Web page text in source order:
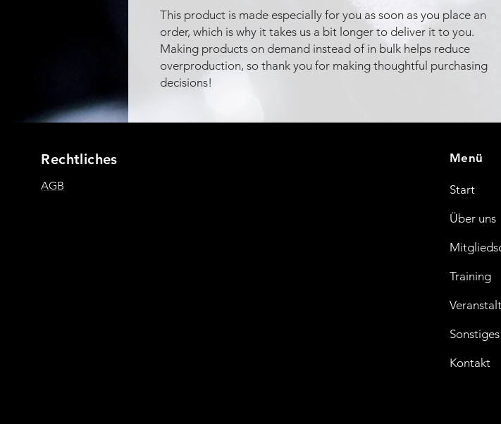
This product is made especially for you as soon as you place an
order, which is why it takes us a bit longer to deliver it to you.
Making products on demand instead of in bulk helps reduce
overproduction, so thank you for making thoughtful purchasing
decisions!
Rechtliches
AGB
Menü
Start
Über uns
Training
Sonstiges
Kontakt